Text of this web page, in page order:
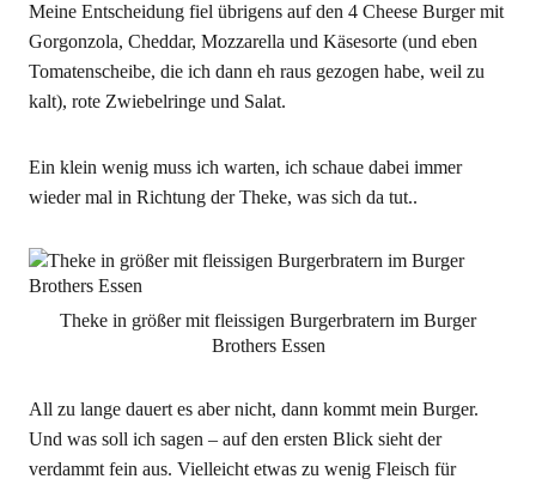
Meine Entscheidung fiel übrigens auf den 4 Cheese Burger mit
Gorgonzola, Cheddar, Mozzarella und Käsesorte (und eben
Tomatenscheibe, die ich dann eh raus gezogen habe, weil zu
kalt), rote Zwiebelringe und Salat.
Ein klein wenig muss ich warten, ich schaue dabei immer
wieder mal in Richtung der Theke, was sich da tut..
Theke in größer mit fleissigen Burgerbratern im Burger
Brothers Essen
All zu lange dauert es aber nicht, dann kommt mein Burger.
Und was soll ich sagen – auf den ersten Blick sieht der
verdammt fein aus. Vielleicht etwas zu wenig Fleisch für